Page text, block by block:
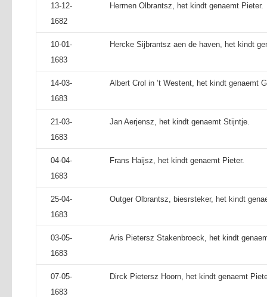
13-12-
1682
Hermen Olbrantsz, het kindt genaemt Pieter.
10-01-
1683
Hercke Sijbrantsz aen de haven, het kindt
14-03-
1683
Albert Crol in ’t Westent, het kindt genaemt
21-03-
1683
Jan Aerjensz, het kindt genaemt Stijntje.
04-04-
1683
Frans Haijsz, het kindt genaemt Pieter.
25-04-
1683
Outger Olbrantsz, biesrsteker, het kindt
03-05-
1683
Aris Pietersz Stakenbroeck, het kindt
07-05-
1683
Dirck Pietersz Hoorn, het kindt genaemt